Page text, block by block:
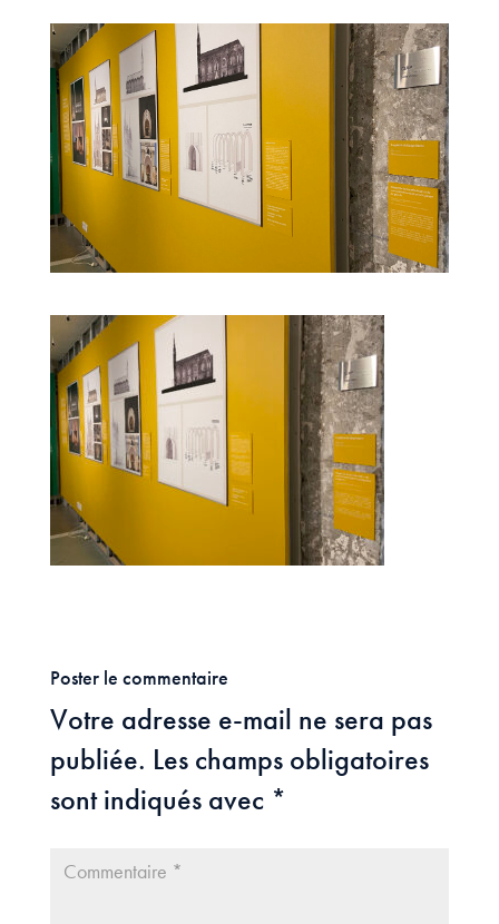
Poster le commentaire
Votre adresse e-mail ne sera pas
publiée. Les champs obligatoires
sont indiqués avec *